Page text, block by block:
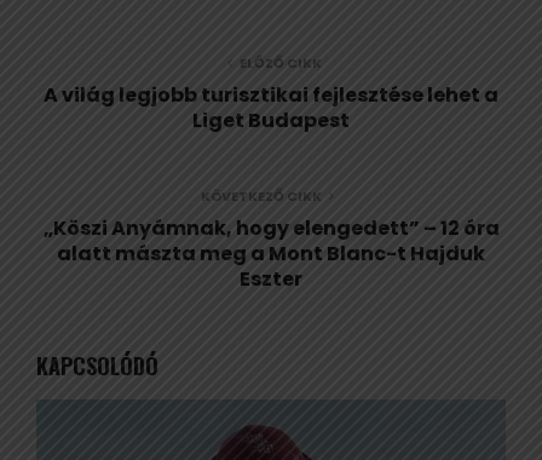
ELŐZŐ CIKK
A világ legjobb turisztikai fejlesztése lehet a
Liget Budapest
KÖVETKEZŐ CIKK
„Köszi Anyámnak, hogy elengedett” – 12 óra
alatt mászta meg a Mont Blanc-t Hajduk
Eszter
KAPCSOLÓDÓ